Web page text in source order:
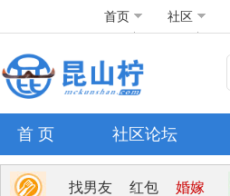
首页 社区
首 页 社区论坛
找男友 红包 婚嫁